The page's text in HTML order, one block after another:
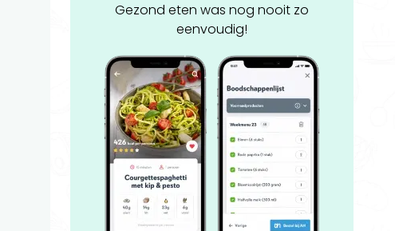
Gezond eten was nog nooit zo
eenvoudig!